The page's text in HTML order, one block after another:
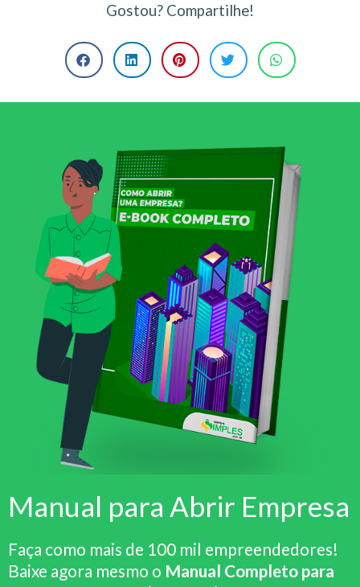
Gostou? Compartilhe!
Manual para Abrir Empresa
Faça como mais de 100 mil empreendedores!
Baixe agora mesmo o Manual Completo para